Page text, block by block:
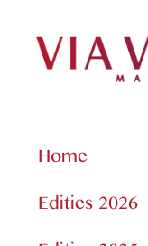
Home
Edities 2026